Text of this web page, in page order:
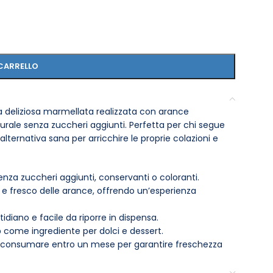
deliziosa marmellata realizzata con arance
senza zuccheri aggiunti. Perfetta per chi segue
sana per arricchire le proprie colazioni e
zuccheri aggiunti, conservanti o coloranti.
fresco delle arance, offrendo un’esperienza
e facile da riporre in dispensa.
ingrediente per dolci e dessert.
entro un mese per garantire freschezza